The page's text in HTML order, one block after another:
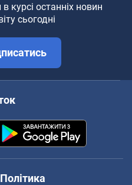
курсі останніх новин
сьогодні
Політика